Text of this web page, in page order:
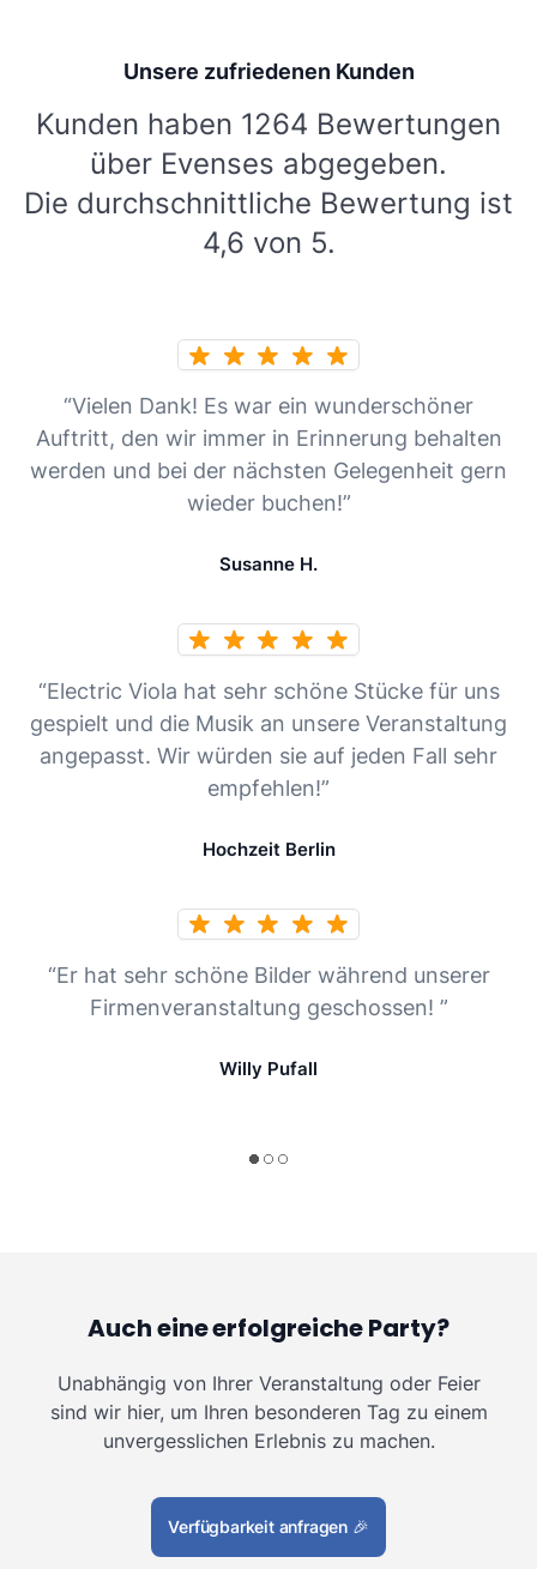
Unsere zufriedenen Kunden
Kunden haben 1264 Bewertungen
über Evenses abgegeben.
Die durchschnittliche Bewertung ist
4,6 von 5.
“Vielen Dank! Es war ein wunderschöner
Auftritt, den wir immer in Erinnerung behalten
werden und bei der nächsten Gelegenheit gern
wieder buchen!”
Susanne H.
“Electric Viola hat sehr schöne Stücke für uns
gespielt und die Musik an unsere Veranstaltung
angepasst. Wir würden sie auf jeden Fall sehr
empfehlen!”
Hochzeit Berlin
“Er hat sehr schöne Bilder während unserer
Firmenveranstaltung geschossen! ”
Willy Pufall
Auch eine erfolgreiche Party?
Unabhängig von Ihrer Veranstaltung oder Feier
sind wir hier, um Ihren besonderen Tag zu einem
unvergesslichen Erlebnis zu machen.
Verfügbarkeit anfragen 🎉